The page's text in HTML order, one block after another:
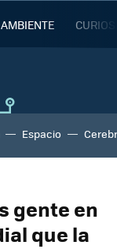
Espacio
gente en
que la